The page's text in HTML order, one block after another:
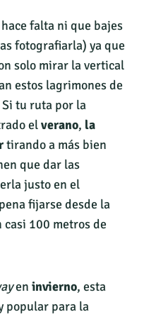
falta ni que bajes
fotografiarla) ya que
solo mirar la vertical
estos lagrimones de
tu ruta por la
elverano, la
tirando a más bien
que dar las
justo en el
fijarse desde la
100 metros de
en invierno, esta
popular para la